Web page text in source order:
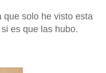
que solo he visto esta
es que las hubo.